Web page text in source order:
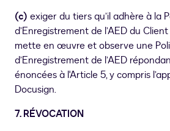
(c) exiger du tiers qu’il adhère à la
d’Enregistrement de l’AED du Client
mette en œuvre et observe une
d’Enregistrement de l’AED
énoncées à l'Article 5, y compris
Docusign.
7. RÉVOCATION